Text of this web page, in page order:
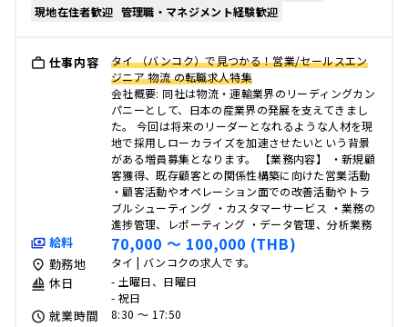
現地在住者歓迎 管理職・マネジメント経験歓迎
仕事内容
タイ （バンコク）で見つかる！営業/セールスエン
ジニア 物流 の転職求人特集
会社概要: 同社は物流・運輸業界のリーディングカン
パニーとして、日本の産業界の発展を支えてきまし
た。 今回は将来のリーダーとなれるような人材を現
地で採用しローカライズを加速させたいという背景
がある増員募集となります。 【業務内容】 ・新規顧
客獲得、既存顧客との関係性構築に向けた営業活動
・顧客活動やオペレーション面での改善活動やトラ
ブルシューティング ・カスタマーサービス ・業務の
進捗管理、レポーティング ・データ管理、分析業務
給料 70,000 〜 100,000 (THB)
勤務地 タイ | バンコクの求人です。
休日
- 土曜日、日曜日
- 祝日
就業時間
8:30 〜 17:50